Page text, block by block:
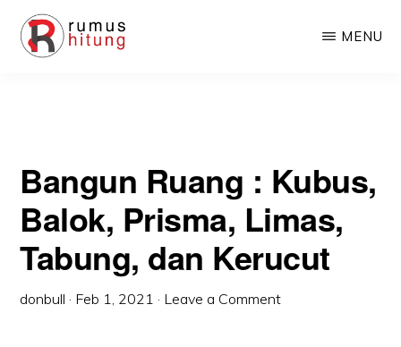
Skip
Skip
Kimia,
Biologi,
dan
Excel
MENU
Bangun Ruang : Kubus,
Balok, Prisma, Limas,
Tabung, dan Kerucut
donbull · Feb 1, 2021 · Leave a Comment